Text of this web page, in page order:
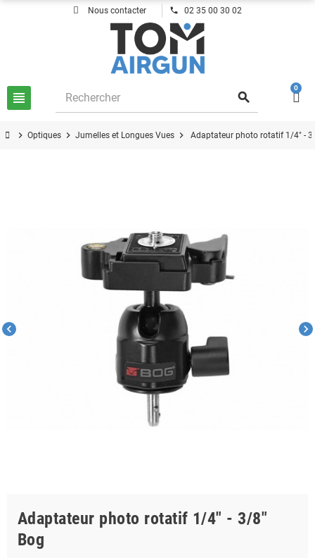
Nous contacter phone 02 35 00 30 02
view_headline search
0
chevron_right Optiques chevron_right Jumelles et Longues Vues chevron_right Adaptateur photo rotatif 1/4" -
chevron_left chevron_right
Adaptateur photo rotatif 1/4" - 3/8"
Bog